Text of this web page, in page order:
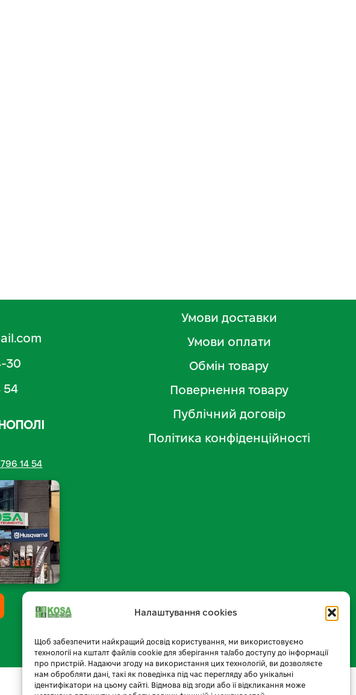
Налаштування cookies
Щоб забезпечити найкращий досвід користування, ми використовуємо
технології на кшталт файлів cookie для зберігання та/або доступу до інформації
про пристрій. Надаючи згоду на використання цих технологій, ви дозволяєте
нам обробляти дані, такі як поведінка під час перегляду або унікальні
ідентифікатори на цьому сайті. Відмова від згоди або її відкликання може
30
54
14 54
Умови доставки
Умови оплати
Обмін товару
Повернення товару
Публічний договір
Політика конфіденційності